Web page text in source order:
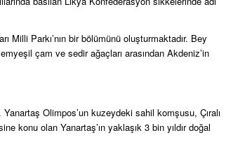
Milli Parkı’nın bir bölümünü oluşturmaktadır. Bey
çam ve sedir ağaçları arasından Akdeniz’in
Olimpos’un kuzeydeki sahil komşusu, Çıralı
konu olan Yanartaş’ın yaklaşık 3 bin yıldır doğal